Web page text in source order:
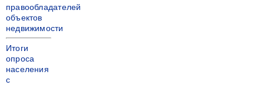
правообладателей
объектов
недвижимости
Итоги
опроса
населения
с